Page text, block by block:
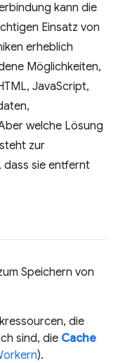
kann die
Einsatz von
erheblich
Möglichkeiten,
JavaScript,
welche Lösung
zur
dass sie entfernt
Speichern von
die
sind, die Cache
).